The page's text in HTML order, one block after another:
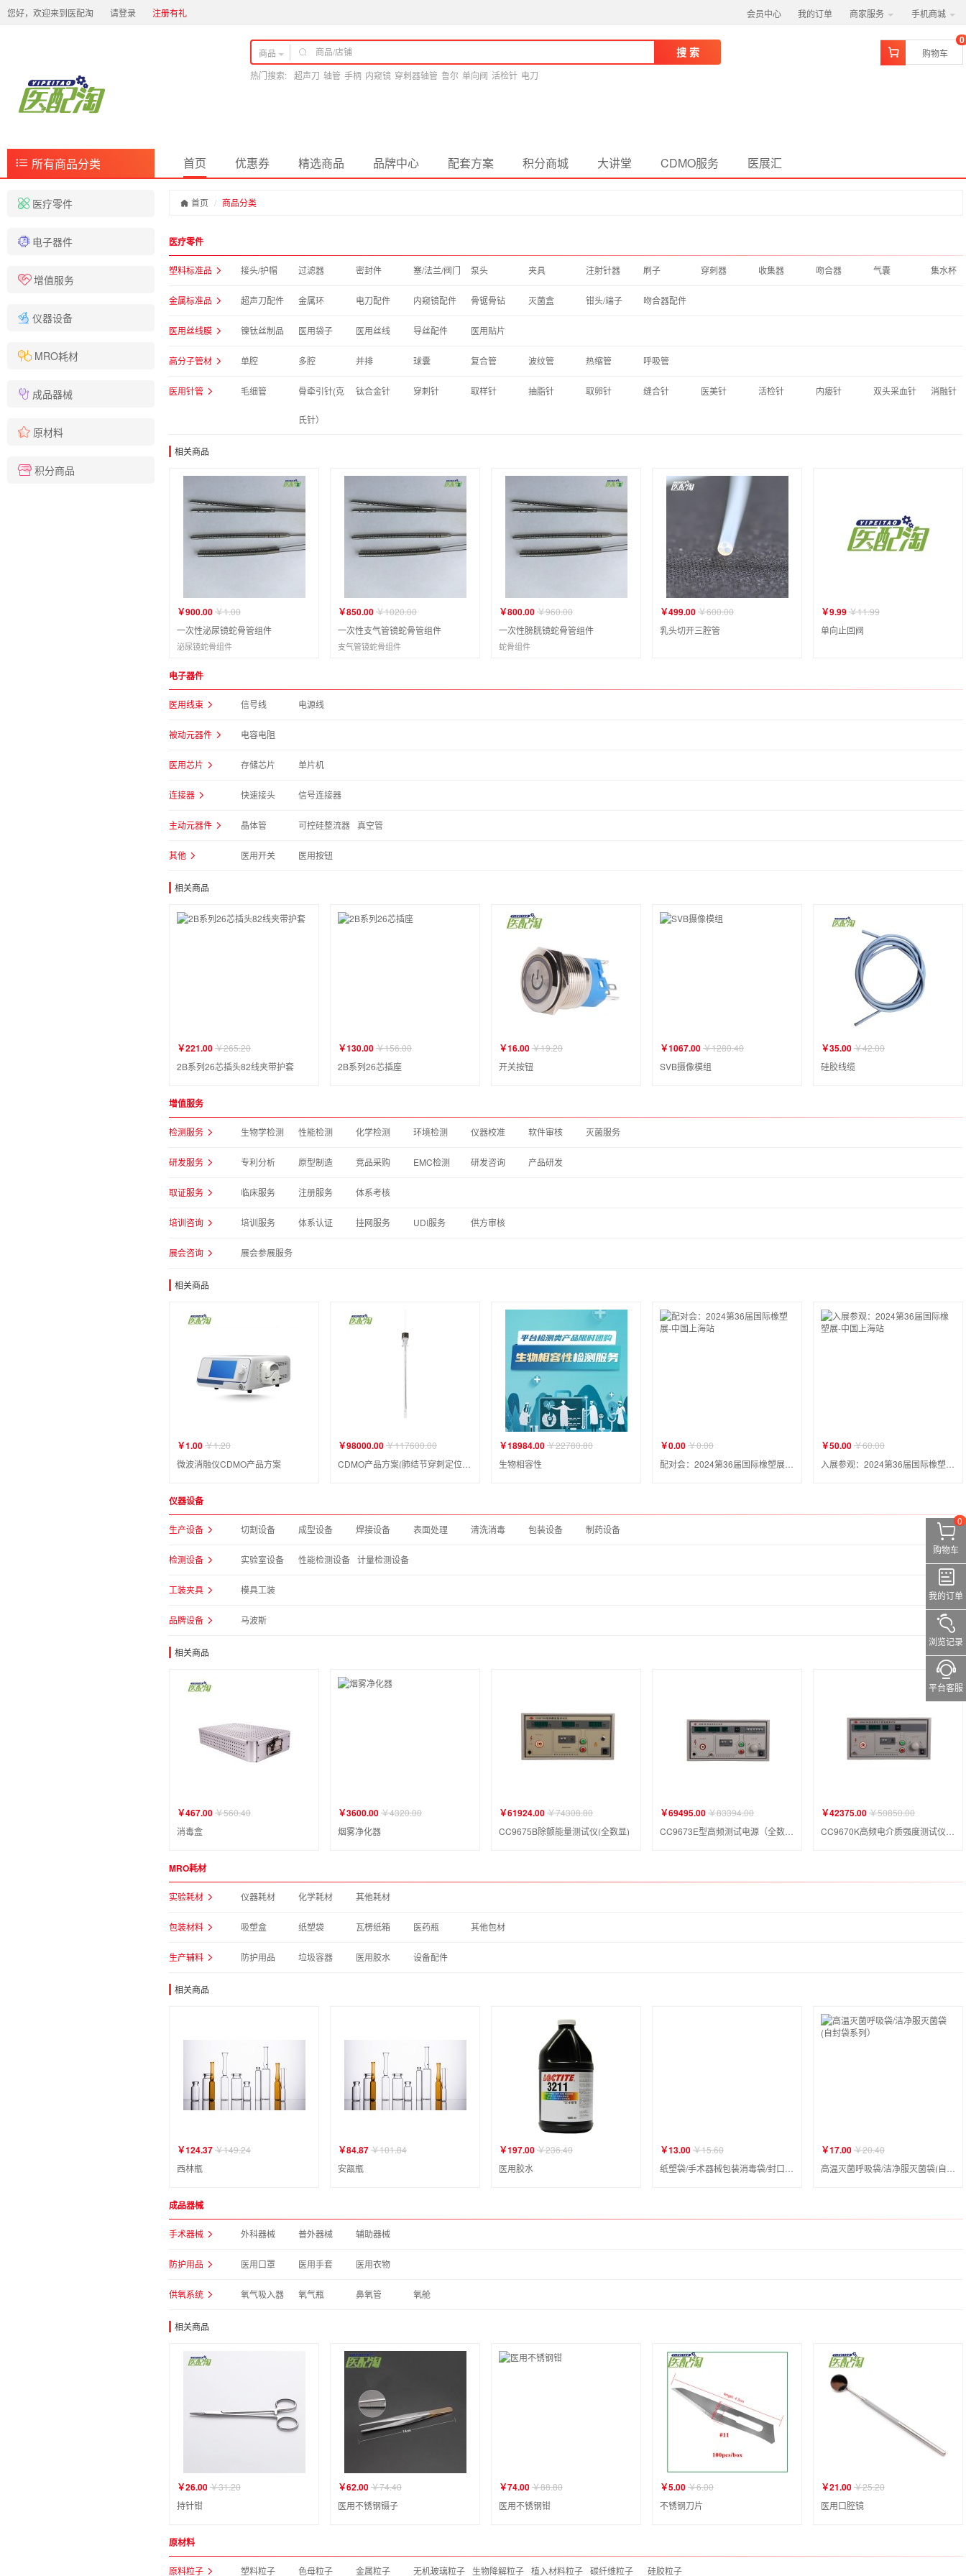
您好，欢迎来到医配淘 请登录 注册有礼 会员中心 我的订单 商家服务 手机商城
商品 搜 索
热门搜索: 超声刀 轴管 手柄 内窥镜 穿刺器轴管 鲁尔 单向阀 活检针 电刀
购物车
0
所有商品分类 首页 优惠券 精选商品 品牌中心 配套方案 积分商城 大讲堂 CDMO服务 医展汇
购物车
0
我的订单
浏览记录
平台客服
医疗零件
电子器件
增值服务
仪器设备
MRO耗材
成品器械
原材料
积分商品
首页 商品分类
医疗零件
塑料标准品 接头/护帽 过滤器 密封件 塞/法兰/阀门 泵头 夹具 注射针器 刷子 穿刺器 收集器 吻合器 气囊 集水杯
金属标准品 超声刀配件 金属环 电刀配件 内窥镜配件 骨锯骨钻 灭菌盒 钳头/端子 吻合器配件
医用丝线膜 镍钛丝制品 医用袋子 医用丝线 导丝配件 医用贴片
高分子管材 单腔 多腔 并排 球囊 复合管 波纹管 热缩管 呼吸管
医用针管 毛细管 骨牵引针(克
氏针）
钛合金针 穿刺针 取样针 抽脂针 取卵针 缝合针 医美针 活检针 内瘘针 双头采血针 消融针
相关商品
￥900.00￥1.00
一次性泌尿镜蛇骨管组件
泌尿镜蛇骨组件
￥850.00￥1020.00
一次性支气管镜蛇骨管组件
支气管镜蛇骨组件
￥800.00￥960.00
一次性膀胱镜蛇骨管组件
蛇骨组件
￥499.00￥600.00
乳头切开三腔管
￥9.99￥11.99
单向止回阀
电子器件
医用线束 信号线 电源线
被动元器件 电容电阻
医用芯片 存储芯片 单片机
连接器 快速接头 信号连接器
主动元器件 晶体管 可控硅整流器 真空管
其他 医用开关 医用按钮
相关商品
￥221.00￥265.20
2B系列26芯插头82线夹带护套
￥130.00￥156.00
2B系列26芯插座
￥16.00￥19.20
开关按钮
￥1067.00￥1280.40
SVB摄像模组
￥35.00￥42.00
硅胶线缆
增值服务
检测服务 生物学检测 性能检测 化学检测 环境检测 仪器校准 软件审核 灭菌服务
研发服务 专利分析 原型制造 竞品采购 EMC检测 研发咨询 产品研发
取证服务 临床服务 注册服务 体系考核
培训咨询 培训服务 体系认证 挂网服务 UDI服务 供方审核
展会咨询 展会参展服务
相关商品
￥1.00￥1.20
微波消融仪CDMO产品方案
￥98000.00￥117600.00
￥18984.00￥22780.80
生物相容性
￥0.00￥0.00
￥50.00￥60.00
仪器设备
生产设备 切割设备 成型设备 焊接设备 表面处理 清洗消毒 包装设备 制药设备
检测设备 实验室设备 性能检测设备 计量检测设备
工装夹具 模具工装
品牌设备 马波斯
相关商品
￥467.00￥560.40
消毒盒
￥3600.00￥4320.00
烟雾净化器
￥61924.00￥74308.80
CC9675B除颤能量测试仪(全数显)
￥69495.00￥83394.00
￥42375.00￥50850.00
MRO耗材
实验耗材 仪器耗材 化学耗材 其他耗材
包装材料 吸塑盒 纸塑袋 瓦楞纸箱 医药瓶 其他包材
生产辅料 防护用品 垃圾容器 医用胶水 设备配件
相关商品
￥124.37￥149.24
西林瓶
￥84.87￥101.84
安瓿瓶
￥197.00￥236.40
医用胶水
￥13.00￥15.60
￥17.00￥20.40
成品器械
手术器械 外科器械 普外器械 辅助器械
防护用品 医用口罩 医用手套 医用衣物
供氧系统 氧气吸入器 氧气瓶 鼻氧管 氧舱
相关商品
￥26.00￥31.20
持针钳
￥62.00￥74.40
医用不锈钢镊子
￥74.00￥88.80
医用不锈钢钳
￥5.00￥6.00
不锈钢刀片
￥21.00￥25.20
医用口腔镜
原材料
原料粒子 塑料粒子 色母粒子 金属粒子 无机玻璃粒子 生物降解粒子 植入材料粒子 碳纤维粒子 硅胶粒子